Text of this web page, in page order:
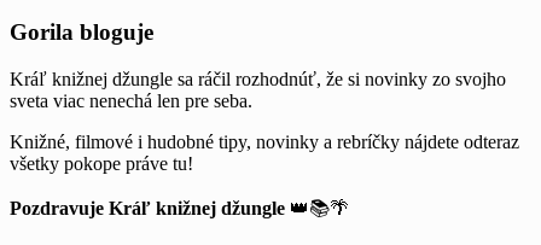
Widgets
Gorila bloguje
Kráľ knižnej džungle sa ráčil rozhodnúť, že si novinky zo svojho
sveta viac nenechá len pre seba.
Knižné, filmové i hudobné tipy, novinky a rebríčky nájdete odteraz
všetky pokope práve tu!
Pozdravuje Kráľ knižnej džungle 👑📚🌴